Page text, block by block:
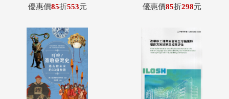
優惠價85折553元 優惠價85折298元